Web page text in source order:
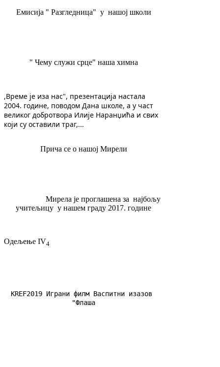
Емисија " Разгледница" у нашој школи
" Чему служи срце" наша химна
,Време је иза нас", презентација настала
2004. године, поводом Дана школе, а у част
великог добротвора Илије Наранџића и свих
који су оставили траг,...
Прича се о нашој Мирели
Мирела је проглашена за најбољу
учитељицу у нашем граду 2017. године
Одељење IV4
KREF2019 Играни филм Васпитни изазов
"Флаша